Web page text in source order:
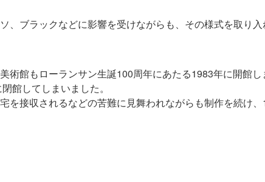
、ブラックなどに影響を受けながらも、その様式を取り
術館もローランサン生誕100周年にあたる1983年に開館し
館してしまいました。
を接収されるなどの苦難に見舞われながらも制作を続け、